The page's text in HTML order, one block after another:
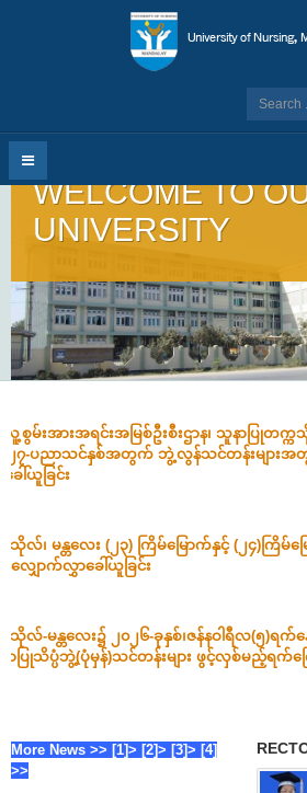
WELCOME TO
UNIVERSITY
သူနာပြုတက္ကသိုလ်-မန္တလေး၌ ၂၀၂၆-ပညာ
အထူးသူနာပြုဒီပလိုမာ (၉)လသင်တန်း တက်ရေ
အမည်စာရင်း
သူနာပြုတက္ကသိုလ်-မန္တလေး၌ ၂၀၂၆-ပညာ
သူနာပြုသိပ္ပံဘွဲ့ (ပေါင်းကူး) B.N.SC
ဆေးဝါးတက္ကသိုလ်များ၊ ဆေးဘက်ဆိုင်ရာနည်
သူနာပြုတက္ကသိုလ်များနှင့် အခြေခံကျန်းမာ
More News >> [1]> [2]> [3]> [4]
>>